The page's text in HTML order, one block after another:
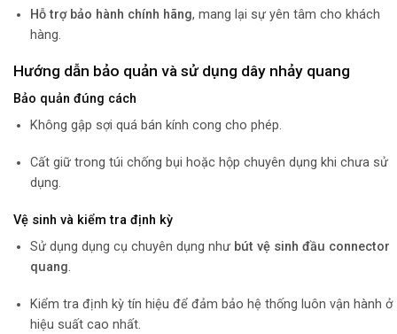
Hỗ trợ bảo hành chính hãng, mang lại sự yên tâm cho khách
hàng.
Hướng dẫn bảo quản và sử dụng dây nhảy quang
Bảo quản đúng cách
Không gập sợi quá bán kính cong cho phép.
Cất giữ trong túi chống bụi hoặc hộp chuyên dụng khi chưa sử
dụng.
Vệ sinh và kiểm tra định kỳ
Sử dụng dụng cụ chuyên dụng như bút vệ sinh đầu connector
quang.
Kiểm tra định kỳ tín hiệu để đảm bảo hệ thống luôn vận hành ở
hiệu suất cao nhất.